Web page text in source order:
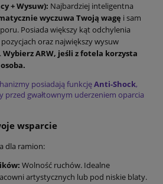
+ Wysuw): Najbardziej inteligentna
wyczuwa Twoją wagę i sam
Posiada większy kąt odchylenia
oraz największy wysuw
Wybierz ARW, jeśli z fotela korzysta
posiadają funkcjęAnti-Shock,
przed gwałtownym uderzeniem oparcia
wsparcie
dla ramion:
Wolność ruchów. Idealne
artystycznych lub pod niskie blaty.